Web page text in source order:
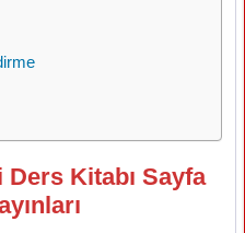
Ders Kitabı Sayfa